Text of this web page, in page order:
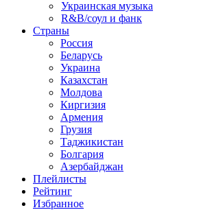
Украинская музыка
R&B/cоул и фанк
Страны
Россия
Беларусь
Украина
Казахстан
Молдова
Киргизия
Армения
Грузия
Таджикистан
Болгария
Азербайджан
Плейлисты
Рейтинг
Избранное